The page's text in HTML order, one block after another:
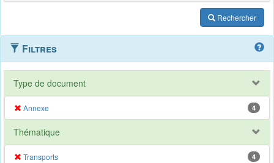
Rechercher
Filtres
Type de document
Annexe 4
Thématique
Transports 4